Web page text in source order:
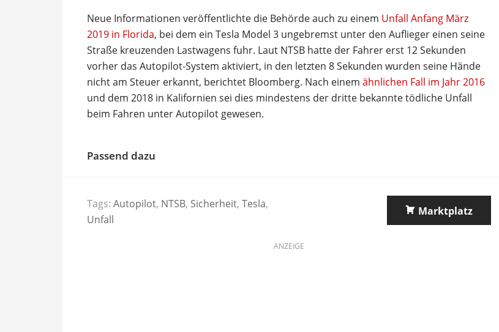
Neue Informationen veröffentlichte die Behörde auch zu einem Unfall Anfang März
2019 in Florida, bei dem ein Tesla Model 3 ungebremst unter den Auflieger einen seine
Straße kreuzenden Lastwagens fuhr. Laut NTSB hatte der Fahrer erst 12 Sekunden
vorher das Autopilot-System aktiviert, in den letzten 8 Sekunden wurden seine Hände
nicht am Steuer erkannt, berichtet Bloomberg. Nach einem ähnlichen Fall im Jahr 2016
und dem 2018 in Kalifornien sei dies mindestens der dritte bekannte tödliche Unfall
beim Fahren unter Autopilot gewesen.
Passend dazu
Tags: Autopilot, NTSB, Sicherheit, Tesla,
Unfall
Marktplatz
ANZEIGE